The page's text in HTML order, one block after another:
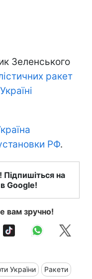
Зеленського
ракет
РФ.
Підпишіться на
Google!
вам зручно!
України Ракети